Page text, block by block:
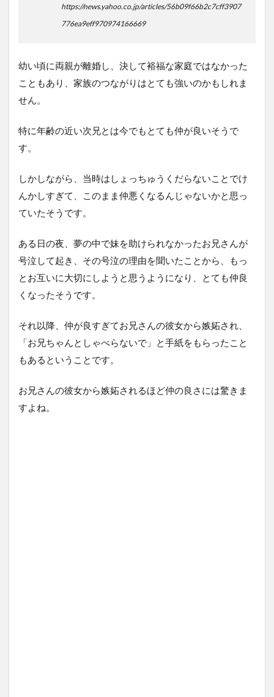
https://news.yahoo.co.jp/articles/56b09f66b2c7cff3907
776ea9eff970974166669
幼い頃に両親が離婚し、決して裕福な家庭ではなかった
こともあり、家族のつながりはとても強いのかもしれま
せん。
特に年齢の近い次兄とは今でもとても仲が良いそうで
す。
しかしながら、当時はしょっちゅうくだらないことでけ
んかしすぎて、このまま仲悪くなるんじゃないかと思っ
ていたそうです。
ある日の夜、夢の中で妹を助けられなかったお兄さんが
号泣して起き、その号泣の理由を聞いたことから、もっ
とお互いに大切にしようと思うようになり、とても仲良
くなったそうです。
それ以降、仲が良すぎてお兄さんの彼女から嫉妬され、
「お兄ちゃんとしゃべらないで」と手紙をもらったこと
もあるということです。
お兄さんの彼女から嫉妬されるほど仲の良さには驚きま
すよね。